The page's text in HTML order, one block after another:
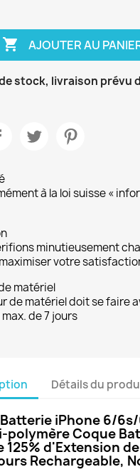
 AJOUTER AU
stock, livraison prévu
à la loi suisse «
minutieusement
votre
matériel
de matériel doit se faire
de 7 jours
Détails du
iPhone 6/
polymère Coque
125% d'Extension
Rechargeable,